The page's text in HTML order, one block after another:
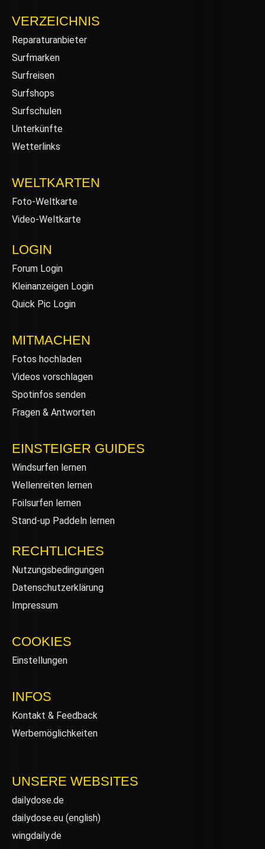
VERZEICHNIS
Reparaturanbieter
Surfmarken
Surfreisen
Surfshops
Surfschulen
Unterkünfte
Wetterlinks
WELTKARTEN
Foto-Weltkarte
Video-Weltkarte
LOGIN
Forum Login
Kleinanzeigen Login
Quick Pic Login
MITMACHEN
Fotos hochladen
Videos vorschlagen
Spotinfos senden
Fragen & Antworten
EINSTEIGER GUIDES
Windsurfen lernen
Wellenreiten lernen
Foilsurfen lernen
Stand-up Paddeln lernen
RECHTLICHES
Nutzungsbedingungen
Datenschutzerklärung
Impressum
COOKIES
Einstellungen
INFOS
Kontakt & Feedback
Werbemöglichkeiten
UNSERE WEBSITES
dailydose.de
dailydose.eu (english)
wingdaily.de